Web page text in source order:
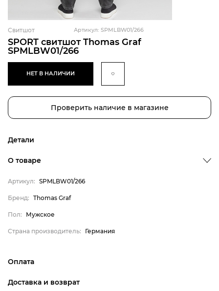
SPORT свитшот Thomas Graf
SPMLBW01/266
Свитшот Артикул: SPMLBW01/266
НЕТ В НАЛИЧИИ
Проверить наличие в магазине
Детали
Бренд
Thomas Graf
О товаре
Артикул: SPMLBW01/266
Бренд: Thomas Graf
Пол: Мужское
Страна производитель: Германия
Оплата
магазина
Доставка и возврат